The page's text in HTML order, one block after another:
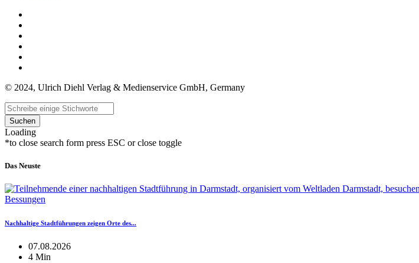
© 2024, Ulrich Diehl Verlag & Medienservice GmbH, Germany
Suchen
Loading
*to close search form press ESC or close toggle
Das Neuste
Bessungen
Nachhaltige Stadtführungen zeigen Orte des...
07.08.2026
4 Min